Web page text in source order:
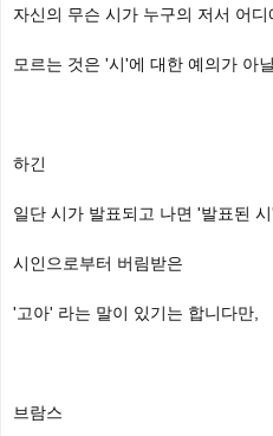
자신의 무슨 시가 누구의 저서 어
모르는 것은 '시'에 대한 예의가 아
하긴
일단 시가 발표되고 나면 '발표된
시인으로부터 버림받은
'고아' 라는 말이 있기는 합니다만,
브람스